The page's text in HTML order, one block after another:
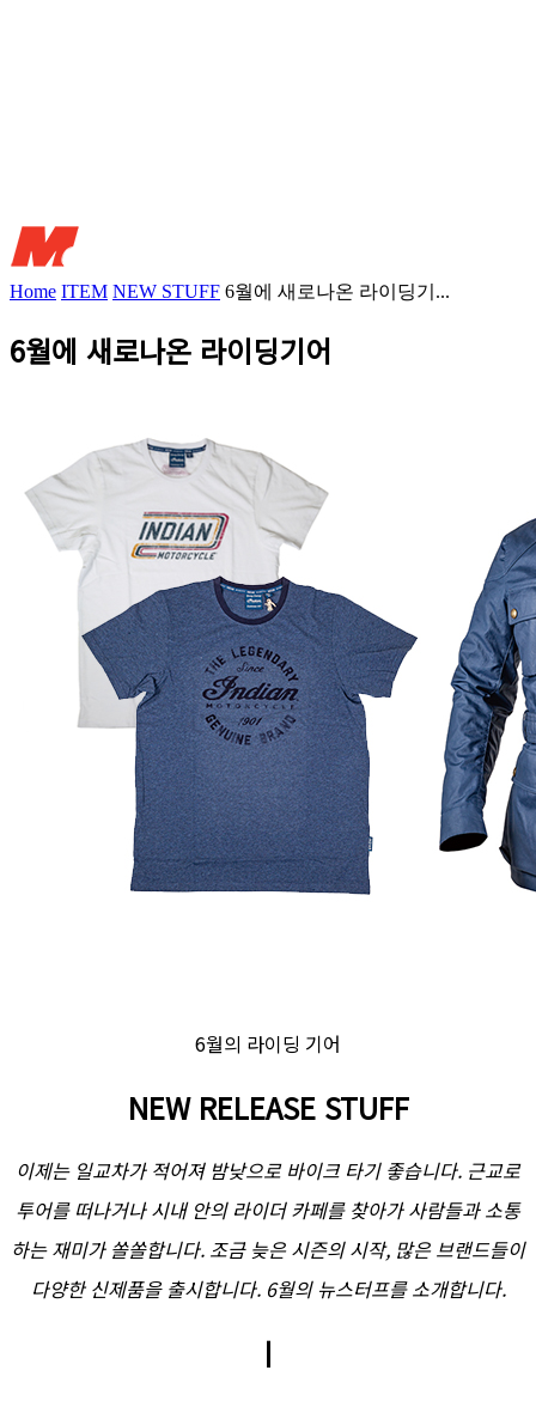
Home ITEM NEW STUFF 6월에 새로나온 라이딩기...
6월에 새로나온 라이딩기어
6월의 라이딩 기어
NEW RELEASE STUFF
이제는 일교차가 적어져 밤낮으로 바이크 타기 좋습니다. 근교로
투어를 떠나거나 시내 안의 라이더 카페를 찾아가 사람들과 소통
하는 재미가 쏠쏠합니다. 조금 늦은 시즌의 시작, 많은 브랜드들이
다양한 신제품을 출시합니다. 6월의 뉴스터프를 소개합니다.
ㅣ